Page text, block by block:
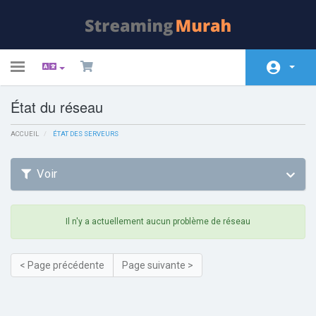
Toggle
Espace client
Magasin
Base de connaissances
État du réseau
État du réseau
ACCUEIL ÉTAT DES SERVEURS
Voir
Il n'y a actuellement aucun problème de réseau
< Page précédente Page suivante >